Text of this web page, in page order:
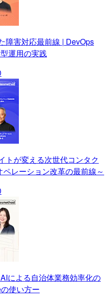
障害対応最前線 | DevOps
運用の実践
トが変える次世代コンタク
レーション改革の最前線～
による自治体業務効率化の
使い方ー